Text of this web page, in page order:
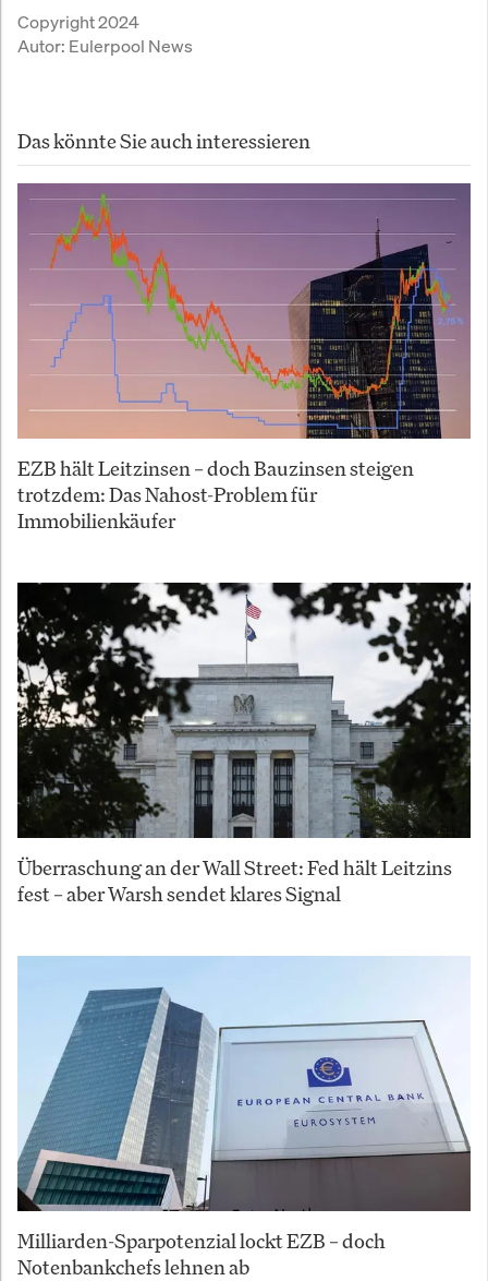
Copyright 2024
Autor: Eulerpool News
Das könnte Sie auch interessieren
EZB hält Leitzinsen – doch Bauzinsen steigen
trotzdem: Das Nahost-Problem für
Immobilienkäufer
Überraschung an der Wall Street: Fed hält Leitzins
fest – aber Warsh sendet klares Signal
Milliarden-Sparpotenzial lockt EZB – doch
Notenbankchefs lehnen ab